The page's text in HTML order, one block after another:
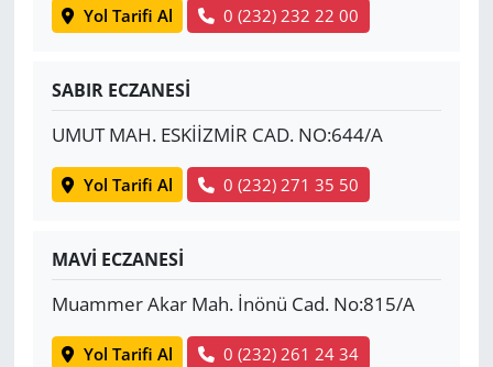
Yol Tarifi Al 0 (232) 232 22 00
SABIR ECZANESİ
UMUT MAH. ESKİİZMİR CAD. NO:644/A
Yol Tarifi Al 0 (232) 271 35 50
MAVİ ECZANESİ
Muammer Akar Mah. İnönü Cad. No:815/A
Yol Tarifi Al 0 (232) 261 24 34